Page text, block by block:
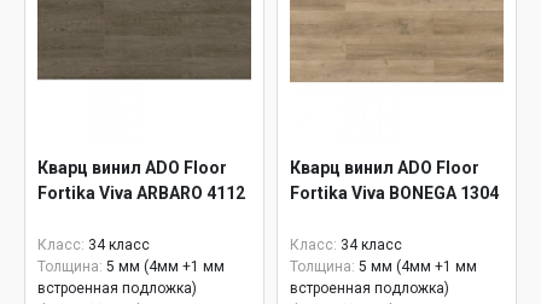
Кварц винил ADO Floor
Fortika Viva ARBARO 4112
Класс: 34 класс
Толщина: 5 мм (4мм +1 мм
встроенная подложка)
Кварц винил ADO Floor
Fortika Viva BONEGA 1304
Класс: 34 класс
Толщина: 5 мм (4мм +1 мм
встроенная подложка)